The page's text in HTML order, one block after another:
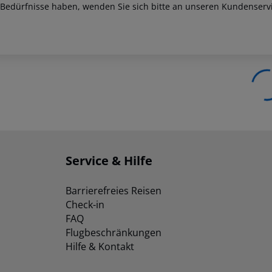
Bedürfnisse haben, wenden Sie sich bitte an unseren
Service & Hilfe
Barrierefreies Reisen
Check-in
FAQ
Flugbeschränkungen
Hilfe & Kontakt